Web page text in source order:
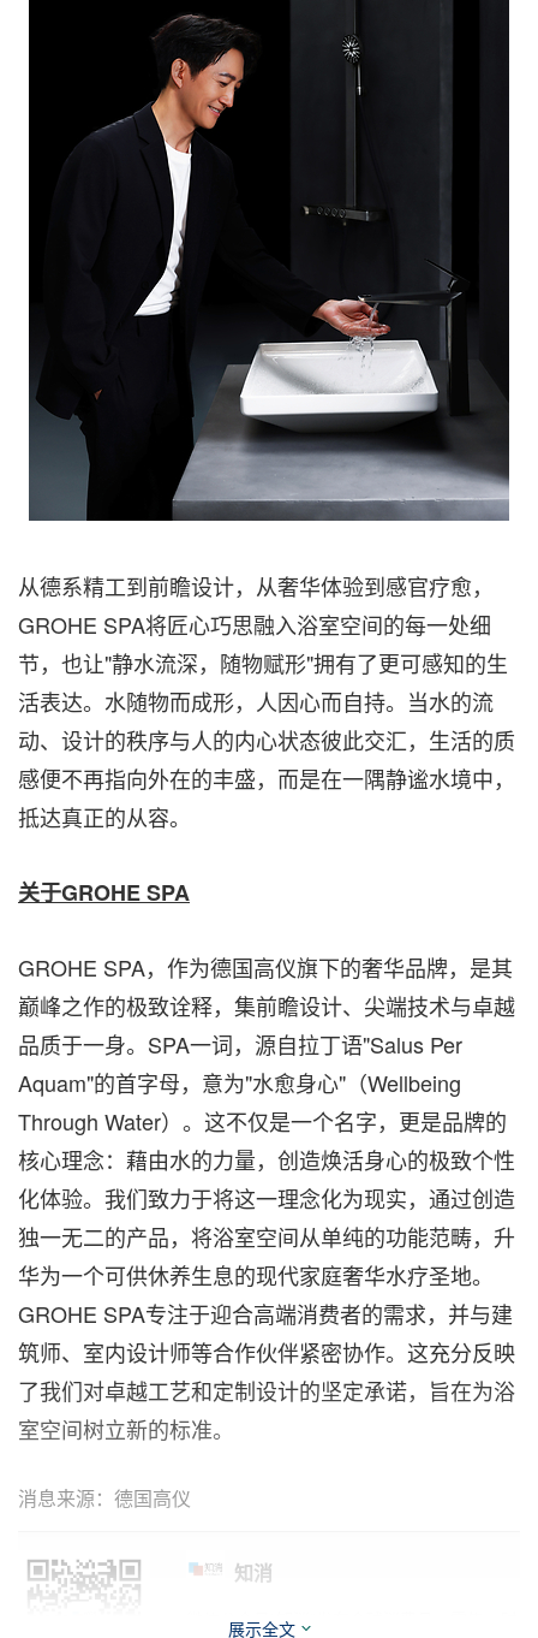
从德系精工到前瞻设计，从奢华体验到感官疗愈，
GROHE SPA将匠心巧思融入浴室空间的每一处细
节，也让"静水流深，随物赋形"拥有了更可感知的生
活表达。水随物而成形，人因心而自持。当水的流
动、设计的秩序与人的内心状态彼此交汇，生活的质
感便不再指向外在的丰盛，而是在一隅静谧水境中，
抵达真正的从容。
关于GROHE SPA
GROHE SPA，作为德国高仪旗下的奢华品牌，是其
巅峰之作的极致诠释，集前瞻设计、尖端技术与卓越
品质于一身。SPA一词，源自拉丁语"Salus Per
Aquam"的首字母，意为"水愈身心"（Wellbeing
Through Water）。这不仅是一个名字，更是品牌的
核心理念：藉由水的力量，创造焕活身心的极致个性
化体验。我们致力于将这一理念化为现实，通过创造
独一无二的产品，将浴室空间从单纯的功能范畴，升
华为一个可供休养生息的现代家庭奢华水疗圣地。
GROHE SPA专注于迎合高端消费者的需求，并与建
筑师、室内设计师等合作伙伴紧密协作。这充分反映
了我们对卓越工艺和定制设计的坚定承诺，旨在为浴
室空间树立新的标准。
消息来源：德国高仪
知消
微信公众号“知消”发布全球消费品、零售、时
展示全文